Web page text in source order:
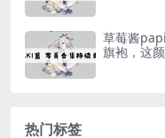
草莓酱
旗袍，这
热门标签